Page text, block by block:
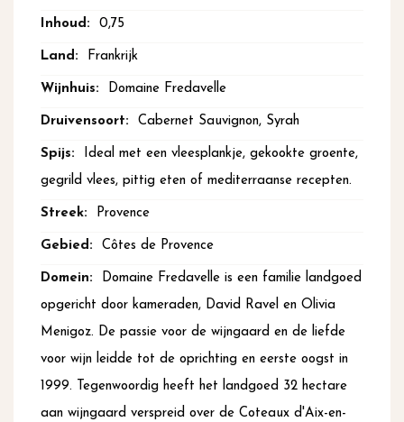
0,75
Frankrijk
Domaine Fredavelle
Cabernet Sauvignon, Syrah
Ideal met een vleesplankje, gekookte groente,
gegrild vlees, pittig eten of mediterraanse recepten.
Provence
Côtes de Provence
Domaine Fredavelle is een familie landgoed
opgericht door kameraden, David Ravel en Olivia
Menigoz. De passie voor de wijngaard en de liefde
voor wijn leidde tot de oprichting en eerste oogst in
1999. Tegenwoordig heeft het landgoed 32 hectare
aan wijngaard verspreid over de Coteaux d'Aix-en-